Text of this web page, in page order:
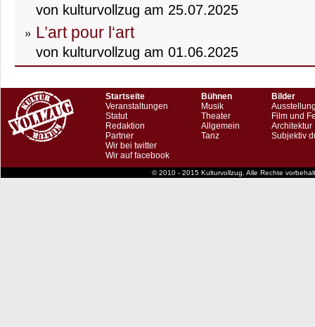
von kulturvollzug am 25.07.2025
L’art pour l‘art
von kulturvollzug am 01.06.2025
Startseite
Veranstaltungen
Statut
Redaktion
Partner
Wir bei twitter
Wir auf facebook
Bühnen
Musik
Theater
Allgemein
Tanz
Bilder
Film und
Architektur
Subjektiv
© 2010 - 2015 Kulturvollzug. Alle Rechte